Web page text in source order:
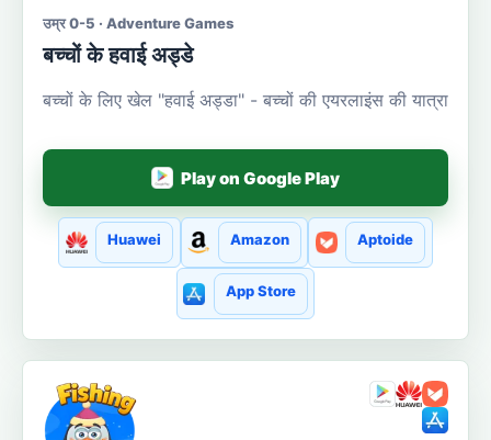
उम्र 0-5 · Adventure Games
बच्चों के हवाई अड्डे
बच्चों के लिए खेल "हवाई अड्डा" - बच्चों की एयरलाइंस की यात्रा
Play on Google Play
Huawei Amazon Aptoide
App Store